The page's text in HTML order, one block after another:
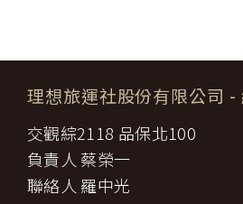
甲方依第五條約定繳納之旅遊費用，除
一、
代辦證件之行政規費：乙方代理甲
二、交通運輸費：旅程所需各種交通運
餐飲費：旅程中所列應由乙方安排
四、
住宿費：旅程中所列住宿及旅館之
經乙方同意安排者，甲方應補繳所
GlobalTrust SSL 網站伺服器數位憑
理（即表示您傳送的資料正經過 SSL
【隱私權保護政策修訂】
「理想旅遊」網站保有修訂本政策之
使用個人資料的規定上作出大修改時
您相關事項。
理想旅運社股份有限公司 -
交觀綜2118 品保北100
負責人 蔡榮一
聯絡人 羅中光